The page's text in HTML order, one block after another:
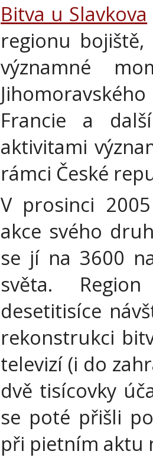
Bitva u Slavkova
regionu
významné
Francie a
aktivitami
rámci České
V prosinci
akce svého
se jí na 3600
světa.
desetitisíce
rekonstrukci
televizí (i do
dvě tisícovky
se poté přišli
při pietním aktu